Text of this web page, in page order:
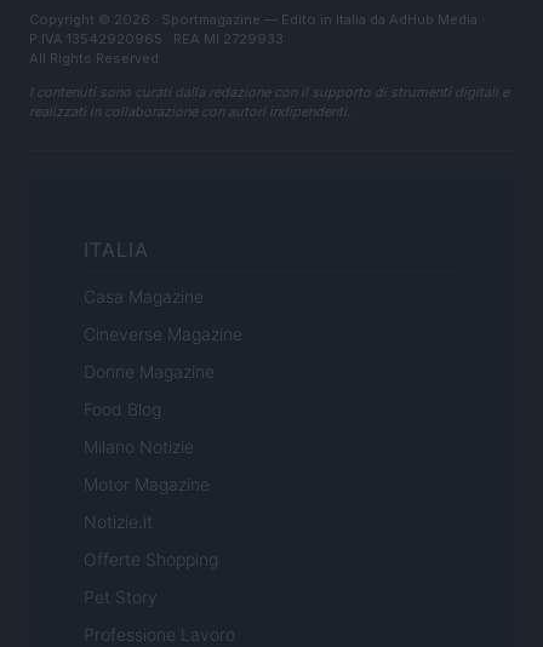
Copyright © 2026 · Sportmagazine — Edito in Italia da AdHub Media
P.IVA 13542920965 · REA MI 2729933
All Rights Reserved
I contenuti sono curati dalla redazione con il supporto di strumenti digitali e
realizzati in collaborazione con autori indipendenti.
ITALIA
Casa Magazine
Cineverse Magazine
Donne Magazine
Food Blog
Milano Notizie
Motor Magazine
Notizie.it
Offerte Shopping
Pet Story
Professione Lavoro